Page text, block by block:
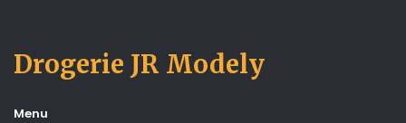
Drogerie JR Modely
Menu